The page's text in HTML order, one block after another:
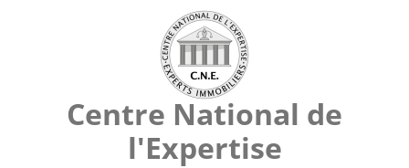
Centre National de
l'Expertise